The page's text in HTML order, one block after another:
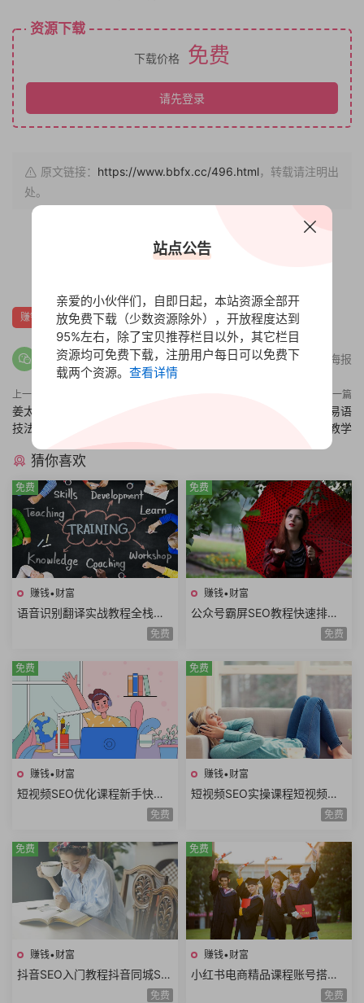
资源下载
下载价格 免费
请先登录
原文链接： https://www.bbfx.cc/496.html，转载请注明出
处。
赏
赚钱财富
分享海报
上一篇
姜太公钓鱼愿者上钩，各种钓鱼
技法实战合集
下一篇
新手学习易语言中文编程，易语
言从入门到精通教学
猜你喜欢
赚钱•财富
语音识别翻译实战教程全栈开
发技术前后端架构设计副业赚
免费
免费
赚钱•财富
公众号霸屏SEO教程快速排名
原理昵称内容霸屏高级霸屏拦
免费
免费
赚钱•财富
短视频SEO优化课程新手快速
入门短视频搜索SEO关键词排
免费
免费
赚钱•财富
短视频SEO实操课程短视频搜
索优化技术关键词排名获取精
免费
免费
赚钱•财富
抖音SEO入门教程抖音同城SE
O优化技巧关键词挖掘抖音搜
免费
免费
赚钱•财富
小红书电商精品课程账号搭建
店铺开通选品技巧拍摄剪辑店
免费
免费
站点公告
亲爱的小伙伴们，自即日起，本站资源全部开
放免费下载（少数资源除外），开放程度达到
95%左右，除了宝贝推荐栏目以外，其它栏目
资源均可免费下载，注册用户每日可以免费下
载两个资源。 查看详情